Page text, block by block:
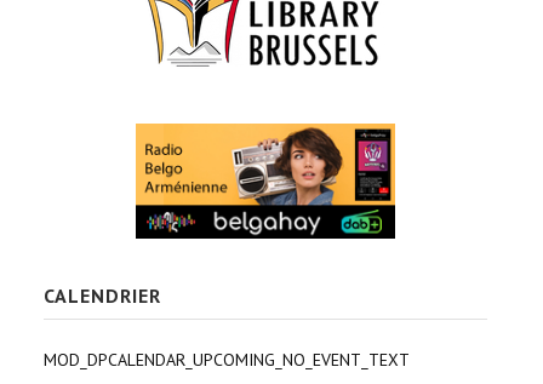
CALENDRIER
MOD_DPCALENDAR_UPCOMING_NO_EVENT_TEXT